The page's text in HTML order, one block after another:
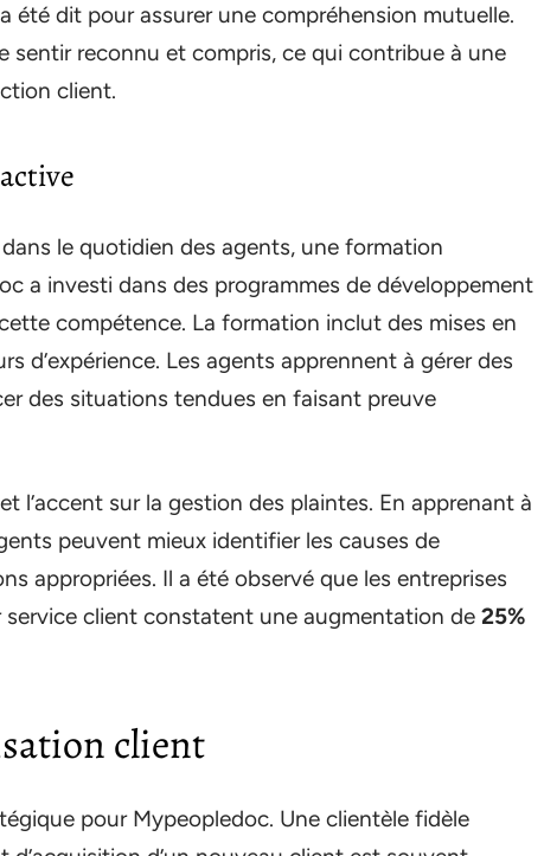
été dit pour assurer une compréhension mutuelle.
sentir reconnu et compris, ce qui contribue à une
client.
le quotidien des agents, une formation
a investi dans des programmes de développement
compétence. La formation inclut des mises en
d’expérience. Les agents apprennent à gérer des
des situations tendues en faisant preuve
l’accent sur la gestion des plaintes. En apprenant à
peuvent mieux identifier les causes de
appropriées. Il a été observé que les entreprises
client constatent une augmentation de 25%
client
pour Mypeopledoc. Une clientèle fidèle